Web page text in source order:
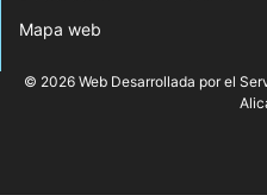
Mapa web
© 2026 Web Desarrollada por el